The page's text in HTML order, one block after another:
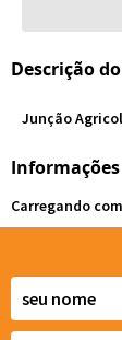
Descrição
Junção
Carregando